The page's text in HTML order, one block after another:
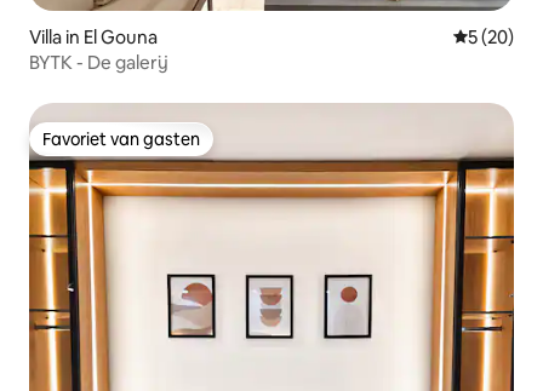
Villa in El Gouna
5 (20)
BYTK - De galerij
Favoriet van gasten
Favoriet van gasten